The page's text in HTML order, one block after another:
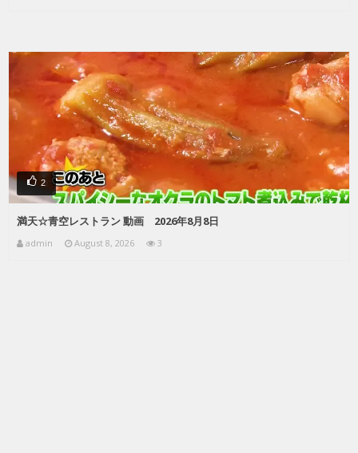
2
満天☆青空レストラン 動画 2026年8月8日
admin August 8, 2026 3